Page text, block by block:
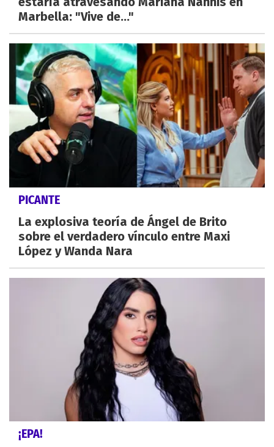
Marbella: "Vive de..."
PICANTE
La explosiva teoría de Ángel de Brito
sobre el verdadero vínculo entre Maxi
López y Wanda Nara
¡EPA!